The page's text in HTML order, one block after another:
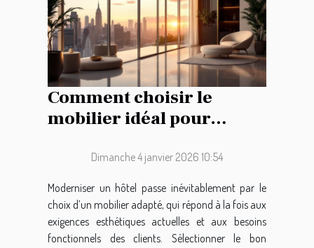
Comment choisir le
mobilier idéal pour
Dimanche 4 janvier 2026 10:54
Moderniser un hôtel passe inévitablement par le
choix d’un mobilier adapté, qui répond à la fois aux
exigences esthétiques actuelles et aux besoins
fonctionnels des clients. Sélectionner le bon